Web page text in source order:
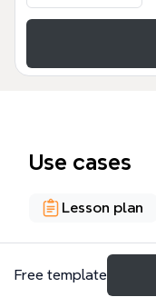
Use cases
Lesson plan
About
Free template